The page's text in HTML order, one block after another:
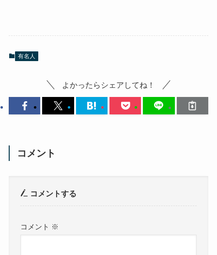
有名人
よかったらシェアしてね！
コメント
コメントする
コメント ※